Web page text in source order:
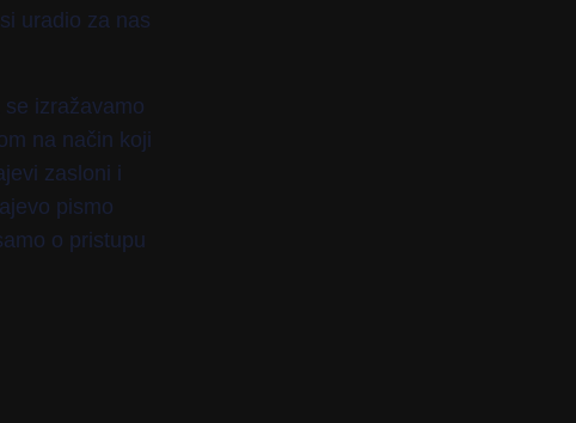
uradio za nas
izražavamo
na način koji
zasloni i
pismo
o pristupu